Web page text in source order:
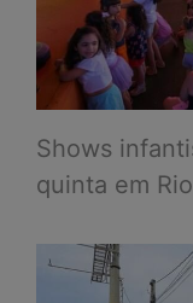
Shows
quinta em